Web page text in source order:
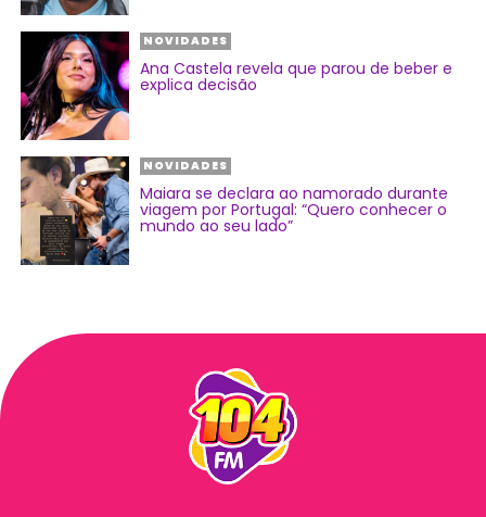
NOVIDADES
Ana Castela revela que parou de beber e
explica decisão
NOVIDADES
Maiara se declara ao namorado durante
viagem por Portugal: “Quero conhecer o
mundo ao seu lado”